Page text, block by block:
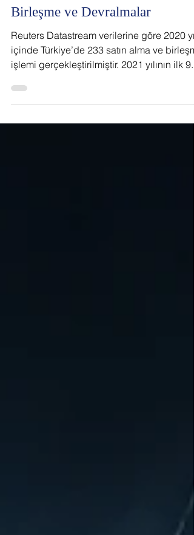
Şirketler Hukuku
Birleşme ve Devralmalar
Reuters Datastream verilerine göre 2020 yılı
içinde Türkiye’de 233 satın alma ve
işlemi gerçekleştirilmiştir. 2021 yılının ilk 9...